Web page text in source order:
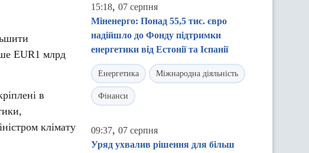
EUR1 млрд
в
клімату
15:18, 07 серпня
Міненерго: Понад 55,5 тис. євро
надійшло до Фонду підтримки
енергетики від Естонії та Іспанії
Енергетика Міжнародна діяльність
Фінанси
09:37, 07 серпня
Уряд ухвалив рішення для більш